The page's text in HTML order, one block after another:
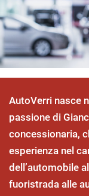
LISTA VEICOLI
NEOPATENTATI
ASSISTENZA
DICONO DI NOI
CONTATTI
AutoVerri nasce
passione di
concessionaria,
esperienza nel
dell’automobile
fuoristrada alle